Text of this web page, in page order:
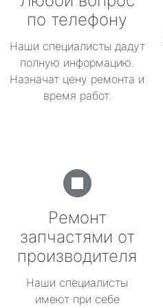
по телефону
Наши специалисты дадут
полную информацию.
Назначат цену ремонта и
время работ.
Ремонт
запчастями от
производителя
Наши специалисты
имеют при себе